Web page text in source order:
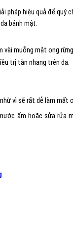
pháp hiệu quả để quý
bánh mật.
vài muỗng mật ong
trị tàn nhang trên da.
vì sẽ rất dễ làm
ẩm hoặc sửa rửa